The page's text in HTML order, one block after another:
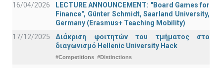
16/04/2026
LECTURE ANNOUNCEMENT: "Board Games for
Finance", Günter Schmidt, Saarland University,
Germany (Erasmus+ Teaching Mobility)
17/12/2025
Διάκριση φοιτητών του τμήματος στο
διαγωνισμό Hellenic University Hack
#Competitions #Distinctions